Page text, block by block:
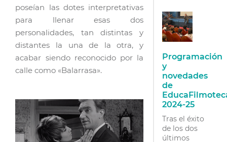
poseían las dotes interpretativas
para llenar esas dos
personalidades, tan distintas y
distantes la una de la otra, y
acabar siendo reconocido por la
calle como «Balarrasa».
Luis Garci se
ha ganado a
pulso el título
de «leyenda
español.
Director de la
primera
producción
española…
Programación
y
novedades
de
2024-25
Tras el éxito
de los dos
últimos